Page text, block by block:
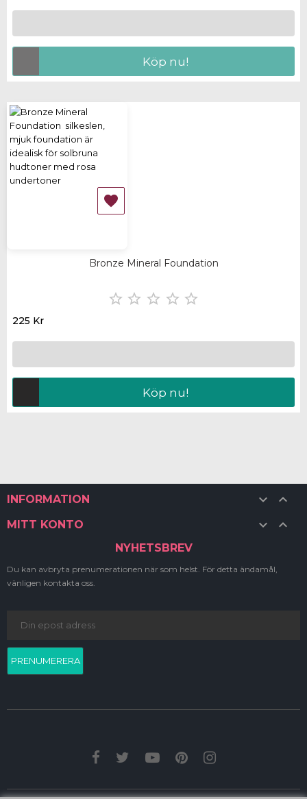
Köp nu!

Bronze Mineral Foundation
    
225 Kr
Köp nu!
INFORMATION  
MITT KONTO  
NYHETSBREV
Du kan avbryta prenumerationen när som helst. För detta ändamål,
vänligen kontakta oss.
PRENUMERERA